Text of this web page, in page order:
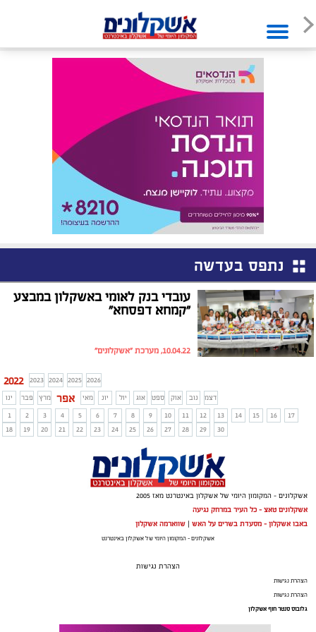
נתפס בעדשה
עובדי בנק לאומי באשקלון במבצע
"קמחא דפסחא"
10.04.22, מערכת "אשקלונים"
2022 2023 2024 2025 2026
ינו
פבר מרץ אפר מאי יונ יול אוג ספט אוק נוב
דצמ
1
2 3 4 5 6 7 8 9 10 11 12 13 14 15 16
17
18
19 20 21 22 23 24 25 26 27 28 29 30
אשקלונים - המקומון היומי של אשקלון באינטרנט מאז 2005
אשקלונים טאצ - כל העיר במרחק נגיעה
באבו אשקלון - מסעדת בשרים על האש | שווארמה אשקלון
אשקלונים - המקומון היומי של אשקלון באינטרנט
הצהרת נגישות
הצהרת נגישות
הצהרת נגישות
גלובוס סנטר חוף אשקלון